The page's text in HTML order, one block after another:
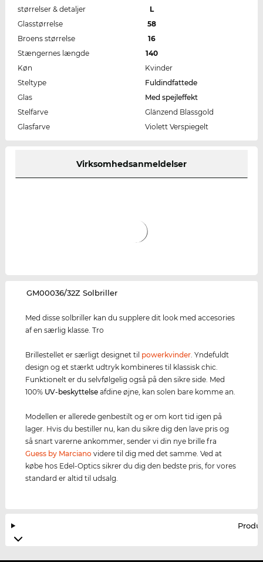
størrelser & detaljer
L
Glasstørrelse
58
Broens størrelse
16
Stængernes længde
140
Køn
Kvinder
Steltype
Fuldindfattede
Glas
Med spejleffekt
Stelfarve
Glänzend Blassgold
Glasfarve
Violett Verspiegelt
Virksomhedsanmeldelser
‌GM00036/32Z Solbriller
Med disse solbriller kan du supplere dit look med accesories
af en særlig klasse. Tro
Brillestellet er særligt designet til powerkvinder . Yndefuldt
design og et stærkt udtryk kombineres til klassisk chic.
Funktionelt er du selvfølgelig også på den sikre side. Med
100% UV-beskyttelse afdine øjne, kan solen bare komme an.
Modellen er allerede genbestilt og er om kort tid igen på
lager. Hvis du bestiller nu, kan du sikre dig den lave pris og
så snart varerne ankommer, sender vi din nye brille fra
Guess by Marciano videre til dig med det samme. Ved at
købe hos Edel-Optics sikrer du dig den bedste pris, for vores
standard er altid til udsalg.